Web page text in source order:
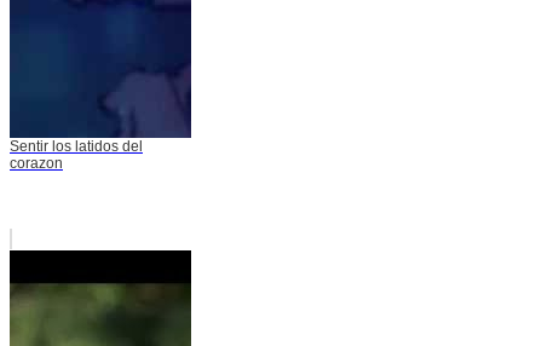
Sentir los latidos del
corazon